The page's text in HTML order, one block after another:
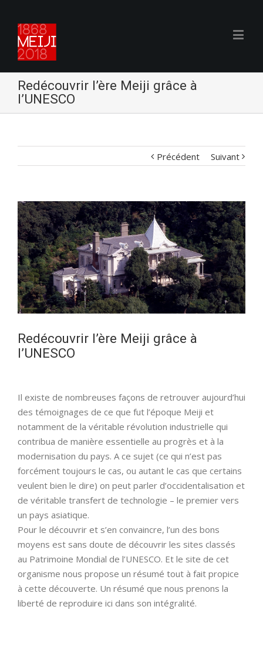
Redécouvrir l’ère Meiji grâce à
l’UNESCO
Précédent Suivant
Voir
l'image
agrandie
Redécouvrir l’ère Meiji grâce à
l’UNESCO
Il existe de nombreuses façons de retrouver aujourd’hui
des témoignages de ce que fut l’époque Meiji et
notamment de la véritable révolution industrielle qui
contribua de manière essentielle au progrès et à la
modernisation du pays. A ce sujet (ce qui n’est pas
forcément toujours le cas, ou autant le cas que certains
veulent bien le dire) on peut parler d’occidentalisation et
de véritable transfert de technologie – le premier vers
un pays asiatique.
Pour le découvrir et s’en convaincre, l’un des bons
moyens est sans doute de découvrir les sites classés
au Patrimoine Mondial de l’UNESCO. Et le site de cet
organisme nous propose un résumé tout à fait propice
à cette découverte. Un résumé que nous prenons la
liberté de reproduire ici dans son intégralité.